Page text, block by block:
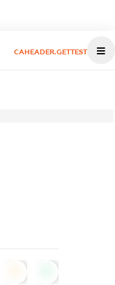
CAHEADER.GETTEST